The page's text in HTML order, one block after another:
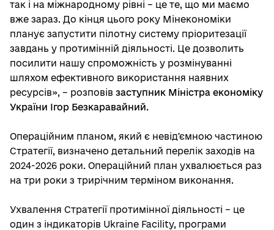
так і на міжнародному рівні – це те, що ми маємо
вже зараз. До кінця цього року Мінекономіки
планує запустити пілотну систему пріоритезації
завдань у протимінній діяльності. Це дозволить
посилити нашу спроможність у розмінуванні
шляхом ефективного використання наявних
ресурсів», – розповів заступник Міністра економіку
України Ігор Безкаравайний.
Операційним планом, який є невідʼємною частиною
Стратегії, визначено детальний перелік заходів на
2024-2026 роки. Операційний план ухвалюється раз
на три роки з трирічним терміном виконання.
Ухвалення Стратегії протимінної діяльності – це
один з індикаторів Ukraine Facility, програми